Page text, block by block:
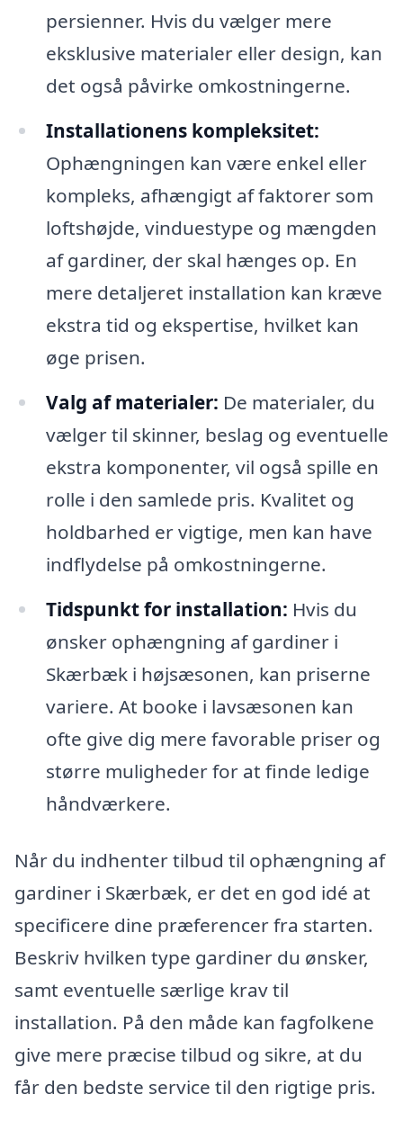
persienner. Hvis du vælger mere
eksklusive materialer eller design, kan
det også påvirke omkostningerne.
Installationens kompleksitet:
Ophængningen kan være enkel eller
kompleks, afhængigt af faktorer som
loftshøjde, vinduestype og mængden
af gardiner, der skal hænges op. En
mere detaljeret installation kan kræve
ekstra tid og ekspertise, hvilket kan
øge prisen.
Valg af materialer: De materialer, du
vælger til skinner, beslag og eventuelle
ekstra komponenter, vil også spille en
rolle i den samlede pris. Kvalitet og
holdbarhed er vigtige, men kan have
indflydelse på omkostningerne.
Tidspunkt for installation: Hvis du
ønsker ophængning af gardiner i
Skærbæk i højsæsonen, kan priserne
variere. At booke i lavsæsonen kan
ofte give dig mere favorable priser og
større muligheder for at finde ledige
håndværkere.
Når du indhenter tilbud til ophængning af
gardiner i Skærbæk, er det en god idé at
specificere dine præferencer fra starten.
Beskriv hvilken type gardiner du ønsker,
samt eventuelle særlige krav til
installation. På den måde kan fagfolkene
give mere præcise tilbud og sikre, at du
får den bedste service til den rigtige pris.